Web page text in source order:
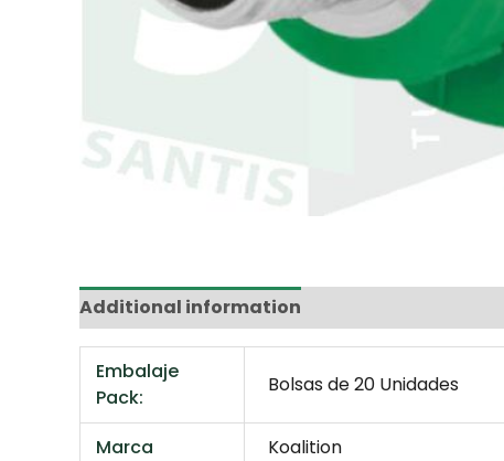
Additional information
Embalaje
Pack:
Bolsas de 20 Unidades
Marca Koalition